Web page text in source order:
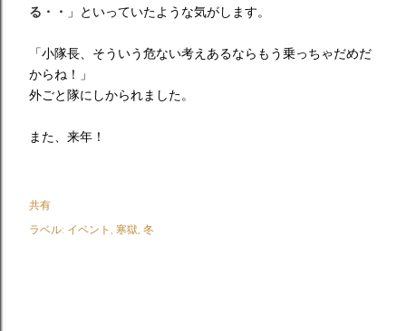
る・・ 」といっていたような気がします。
「小隊長、そういう危ない考えあるならもう乗っちゃだめだ
からね！」
外ごと隊にしかられました。
また、来年！
共有
ラベル: イベント 寒獄 冬